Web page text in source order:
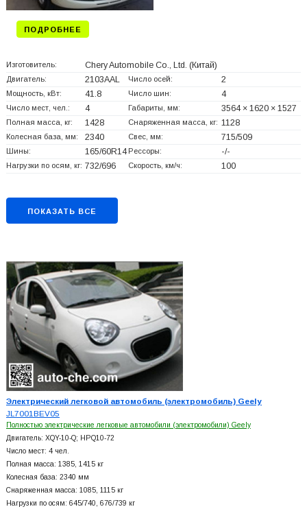
ПОДРОБНЕЕ
Изготовитель: Chery Automobile Co., Ltd. (Китай)
Двигатель: 2103AAL Число осей: 2
Мощность, кВт: 41.8 Число шин: 4
Число мест, чел.: 4 Габариты, мм: 3564 × 1620 × 1527
Полная масса, кг: 1428 Снаряженная масса, кг: 1128
Колесная база, мм: 2340 Свес, мм: 715/509
Шины: 165/60R14 Рессоры: -/-
Нагрузки по осям, кг: 732/696 Скорость, км/ч: 100
ПОКАЗАТЬ ВСЕ
Электрический легковой автомобиль (электромобиль) Geely
JL7001BEV05
Полностью электрические легковые автомобили (электромобили) Geely
Двигатель: XQY-10-Q; HPQ10-72
Число мест: 4 чел.
Полная масса: 1385, 1415 кг
Колесная база: 2340 мм
Снаряженная масса: 1085, 1115 кг
Нагрузки по осям: 645/740, 676/739 кг